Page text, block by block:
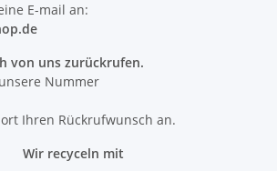
E-mail an:
von uns zurückrufen.
Nummer
Ihren Rückrufwunsch an.
Wir recyceln mit